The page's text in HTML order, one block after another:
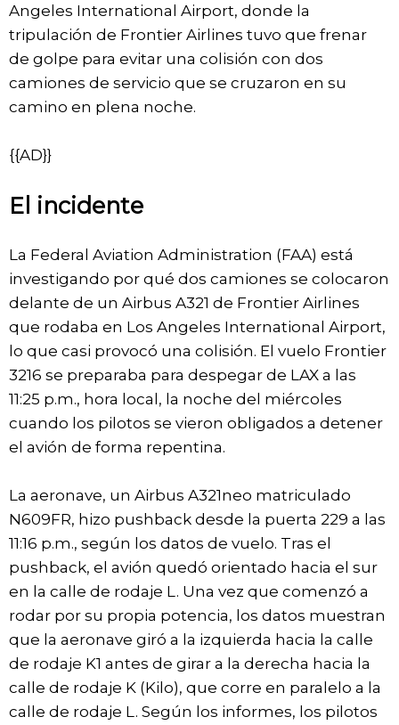
Angeles International Airport, donde la
tripulación de Frontier Airlines tuvo que frenar
de golpe para evitar una colisión con dos
camiones de servicio que se cruzaron en su
camino en plena noche.
{{AD}}
El incidente
La Federal Aviation Administration (FAA) está
investigando por qué dos camiones se colocaron
delante de un Airbus A321 de Frontier Airlines
que rodaba en Los Angeles International Airport,
lo que casi provocó una colisión. El vuelo Frontier
3216 se preparaba para despegar de LAX a las
11:25 p.m., hora local, la noche del miércoles
cuando los pilotos se vieron obligados a detener
el avión de forma repentina.
La aeronave, un Airbus A321neo matriculado
N609FR, hizo pushback desde la puerta 229 a las
11:16 p.m., según los datos de vuelo. Tras el
pushback, el avión quedó orientado hacia el sur
en la calle de rodaje L. Una vez que comenzó a
rodar por su propia potencia, los datos muestran
que la aeronave giró a la izquierda hacia la calle
de rodaje K1 antes de girar a la derecha hacia la
calle de rodaje K (Kilo), que corre en paralelo a la
calle de rodaje L. Según los informes, los pilotos